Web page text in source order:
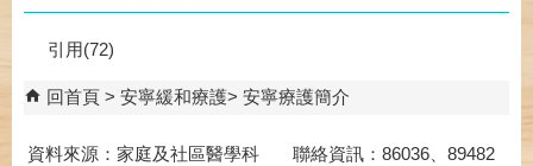
引用(72)
回首頁 安寧緩和療護 安寧療護簡介
資料來源：家庭及社區醫學科 聯絡資訊：86036、89482